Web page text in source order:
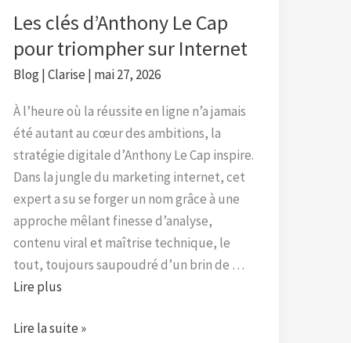
Les clés d’Anthony Le Cap
pour triompher sur Internet
Blog|Clarise | mai 27, 2026
À l’heure où la réussite en ligne n’a jamais
été autant au cœur des ambitions, la
stratégie digitale d’Anthony Le Cap inspire.
Dans la jungle du marketing internet, cet
expert a su se forger un nom grâce à une
approche mêlant finesse d’analyse,
contenu viral et maîtrise technique, le
tout, toujours saupoudré d’un brin de …
Lire plus
Internet
Lire la suite »